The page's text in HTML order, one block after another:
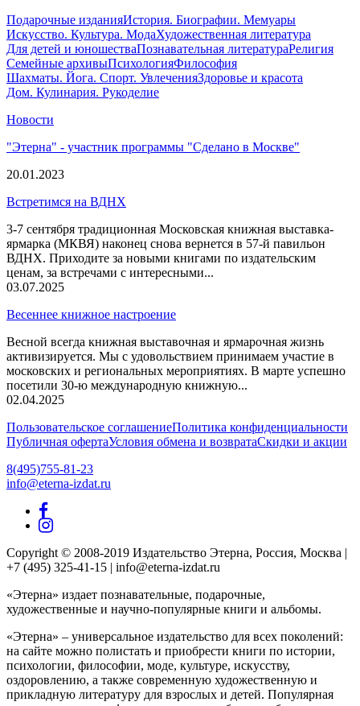
Подарочные изданияИстория. Биографии. Мемуары
Искусство. Культура. МодаХудожественная литература
Для детей и юношестваПознавательная литератураРелигия
Семейные архивыПсихологияФилософия
Шахматы. Йога. Спорт. УвлеченияЗдоровье и красота
Дом. Кулинария. Рукоделие
Новости
"Этерна" - участник программы "Сделано в Москве"
20.01.2023
Встретимся на ВДНХ
3-7 сентября традиционная Московская книжная выставка-
ярмарка (МКВЯ) наконец снова вернется в 57-й павильон
ВДНХ. Приходите за новыми книгами по издательским
ценам, за встречами с интересными...
03.07.2025
Весеннее книжное настроение
Весной всегда книжная выставочная и ярмарочная жизнь
активизируется. Мы с удовольствием принимаем участие в
московских и региональных мероприятиях. В марте успешно
посетили 30-ю международную книжную...
02.04.2025
Пользовательское соглашениеПолитика конфиденциальности
Публичная офертаУсловия обмена и возвратаСкидки и акции
8(495)755-81-23
info@eterna-izdat.ru
Copyright © 2008-2019 Издательство Этерна, Россия, Москва |
+7 (495) 325-41-15 | info@eterna-izdat.ru
«Этерна» издает познавательные, подарочные,
художественные и научно-популярные книги и альбомы.
«Этерна» – универсальное издательство для всех поколений:
на сайте можно полистать и приобрести книги по истории,
психологии, философии, моде, культуре, искусству,
оздоровлению, а также современную художественную и
прикладную литературу для взрослых и детей. Популярная